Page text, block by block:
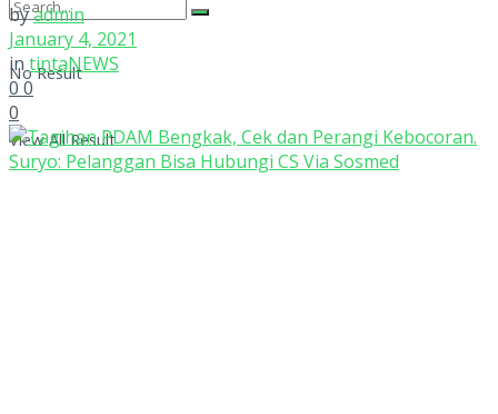
No Result
View All Result
byadmin
January 4, 2021
in tintaNEWS
0 0
0